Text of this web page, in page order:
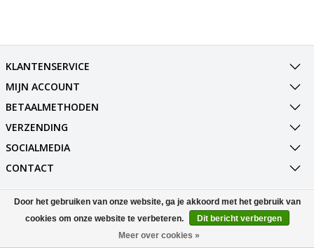
KLANTENSERVICE
MIJN ACCOUNT
BETAALMETHODEN
VERZENDING
SOCIALMEDIA
CONTACT
© Copyright 2026 Best Deals Online BV Powered byLightspeed
All rights reserved byInStijl Media
Door het gebruiken van onze website, ga je akkoord met het gebruik van
cookies om onze website te verbeteren.
Dit bericht verbergen
Meer over cookies »